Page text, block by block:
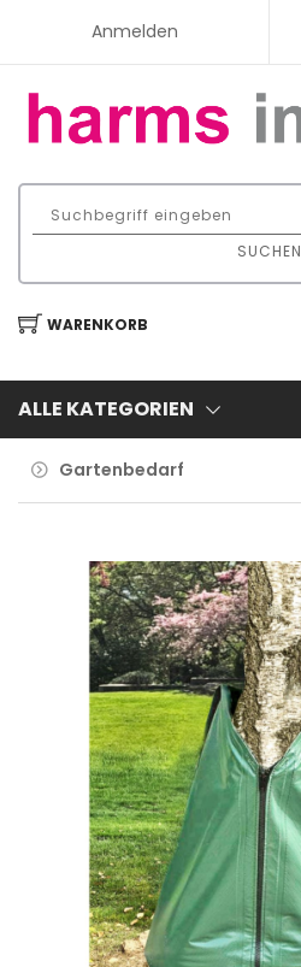
Anmelden
SUCHEN
WARENKORB
ALLE KATEGORIEN
Gartenbedarf